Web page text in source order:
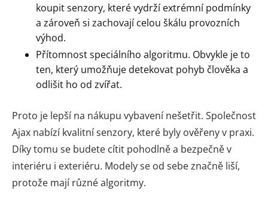
koupit senzory, které vydrží extrémní podmínky
a zároveň si zachovají celou škálu provozních
výhod.
Přítomnost speciálního algoritmu. Obvykle je to
ten, který umožňuje detekovat pohyb člověka a
odlišit ho od zvířat.
Proto je lepší na nákupu vybavení nešetřit. Společnost
Ajax nabízí kvalitní senzory, které byly ověřeny v praxi.
Díky tomu se budete cítit pohodlně a bezpečně v
interiéru i exteriéru. Modely se od sebe značně liší,
protože mají různé algoritmy.